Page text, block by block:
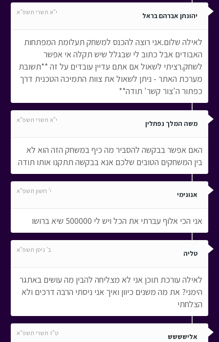
יהונתן אברהם בראל י"א תשרי תשפ"א
לאילה שלום.אני רוצה להכנס למשחק תעלומת המפתחות
האבודים אבל כתוב לי שבגלל שיש תקלה אי אפשר
לשחק.רציתי לשאול אם אתם עדיין עובדים על זה **תשובת
מערכת האתר - ניתן לשאול את צוות התמיכה הטכנית דרך
כפתור ה'צור קשר' תודה**
משה המלך נפתלין י"א תשרי תשפ"א
האם אפשר בבקשה להסביר מה כיף במשחק הזה הוא לא
בין המשחקים הטובים שלכם אנא בבקשה תתקנו אותו תודה
אנונימי י' חשון תשפ"א
אני הכי אלוף עברתי את הכל ויש לי 500000 שיא ברושו
טליה ב' ניסן תשפ"א
לאילה עורכת תוכן אני לא מצליחה להבין מה עושים באתגר
הימני? את מה משנים כיוון ואיך אני ניסתי הרבה דרכים ולא
הצלחתי
אלישששש ט"ז תשרי תשפ"א